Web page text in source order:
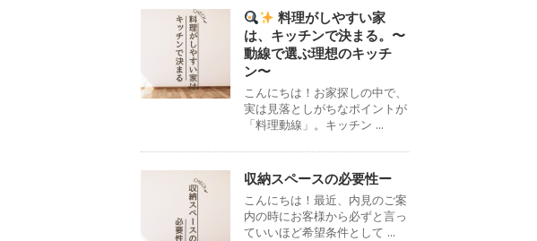
料理がしやすい家
は、キッチンで決まる。〜
動線で選ぶ理想のキッチ
ン〜
こんにちは！お家探しの中で、
実は見落としがちなポイントが
「料理動線」。キッチン ...
収納スペースの必要性ー
こんにちは！最近、内見のご案
内の時にお客様から必ずと言っ
ていいほど希望条件として ...